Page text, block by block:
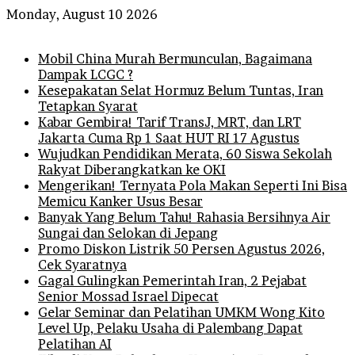
Monday, August 10 2026
Mobil China Murah Bermunculan, Bagaimana
Dampak LCGC ?
Kesepakatan Selat Hormuz Belum Tuntas, Iran
Tetapkan Syarat
Kabar Gembira! Tarif TransJ, MRT, dan LRT
Jakarta Cuma Rp 1 Saat HUT RI 17 Agustus
Wujudkan Pendidikan Merata, 60 Siswa Sekolah
Rakyat Diberangkatkan ke OKI
Mengerikan! Ternyata Pola Makan Seperti Ini Bisa
Memicu Kanker Usus Besar
Banyak Yang Belum Tahu! Rahasia Bersihnya Air
Sungai dan Selokan di Jepang
Promo Diskon Listrik 50 Persen Agustus 2026,
Cek Syaratnya
Gagal Gulingkan Pemerintah Iran, 2 Pejabat
Senior Mossad Israel Dipecat
Gelar Seminar dan Pelatihan UMKM Wong Kito
Level Up, Pelaku Usaha di Palembang Dapat
Pelatihan AI